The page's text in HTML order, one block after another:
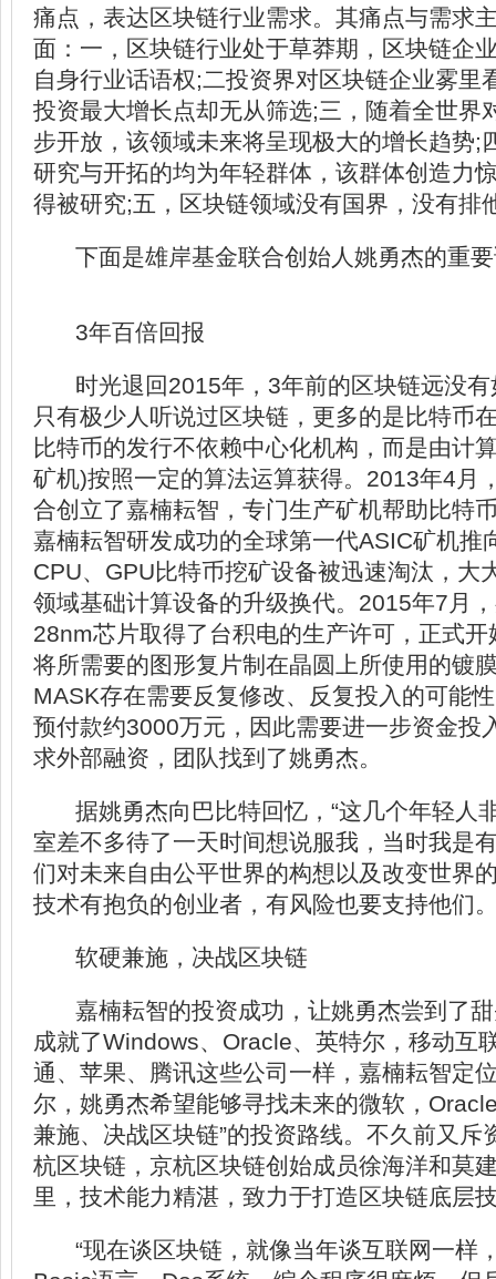
痛点，表达区块链行业需求。其痛点与需求
面：一，区块链行业处于草莽期，区块链企
自身行业话语权;二投资界对区块链企业雾里
投资最大增长点却无从筛选;三，随着全世界
步开放，该领域未来将呈现极大的增长趋势;
研究与开拓的均为年轻群体，该群体创造力
得被研究;五，区块链领域没有国界，没有排
下面是雄岸基金联合创始人姚勇杰的重
3年百倍回报
时光退回2015年，3年前的区块链远没
只有极少人听说过区块链，更多的是比特币
比特币的发行不依赖中心化机构，而是由计
矿机)按照一定的算法运算获得。2013年4月
合创立了嘉楠耘智，专门生产矿机帮助比特
嘉楠耘智研发成功的全球第一代ASIC矿机推
CPU、GPU比特币挖矿设备被迅速淘汰，大
领域基础计算设备的升级换代。2015年7月
28nm芯片取得了台积电的生产许可，正式
将所需要的图形复片制在晶圆上所使用的镀
MASK存在需要反复修改、反复投入的可能
预付款约3000万元，因此需要进一步资金投
求外部融资，团队找到了姚勇杰。
据姚勇杰向巴比特回忆，“这几个年轻人
室差不多待了一天时间想说服我，当时我是
们对未来自由公平世界的构想以及改变世界
技术有抱负的创业者，有风险也要支持他们
软硬兼施，决战区块链
嘉楠耘智的投资成功，让姚勇杰尝到了
成就了Windows、Oracle、英特尔，移动互
通、苹果、腾讯这些公司一样，嘉楠耘智定
尔，姚勇杰希望能够寻找未来的微软，
兼施、决战区块链”的投资路线。不久前又斥
杭区块链，京杭区块链创始成员徐海洋和莫
里，技术能力精湛，致力于打造区块链底层
“现在谈区块链，就像当年谈互联网一样